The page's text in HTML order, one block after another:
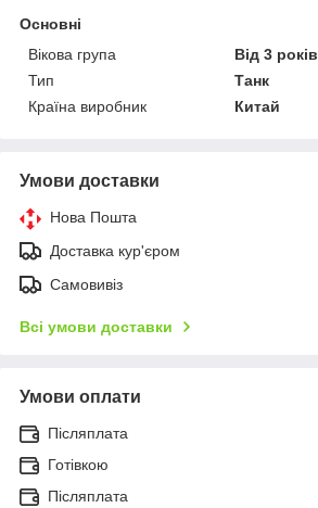
Основні
Вікова група
Від 3 років
Тип
Танк
Країна виробник
Китай
Умови доставки
Нова Пошта
Доставка кур'єром
Самовивіз
Всі умови доставки
Умови оплати
Післяплата
Готівкою
Післяплата